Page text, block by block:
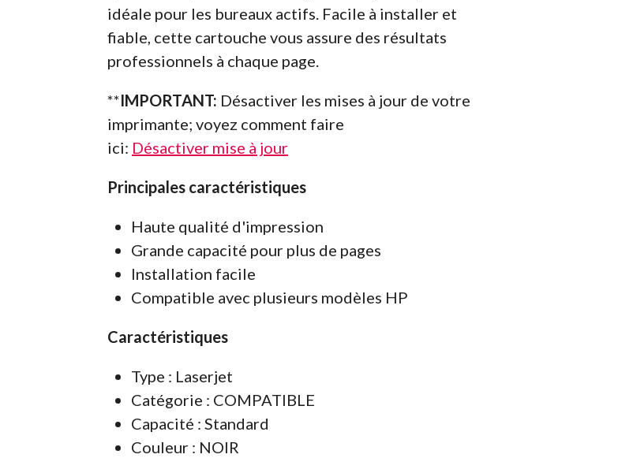
idéale pour les bureaux actifs. Facile à installer et
fiable, cette cartouche vous assure des résultats
professionnels à chaque page.
**IMPORTANT: Désactiver les mises à jour de votre
imprimante; voyez comment faire
ici: Désactiver mise à jour
Principales caractéristiques
Haute qualité d'impression
Grande capacité pour plus de pages
Installation facile
Compatible avec plusieurs modèles HP
Caractéristiques
Type : Laserjet
Catégorie : COMPATIBLE
Capacité : Standard
Couleur : NOIR